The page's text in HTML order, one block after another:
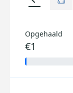
Opgehaald
€1